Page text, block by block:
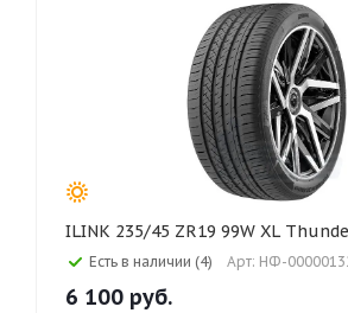
ILINK 235/45 ZR19 99W XL
Есть в наличии (4) Арт: НФ-
6 100 руб.